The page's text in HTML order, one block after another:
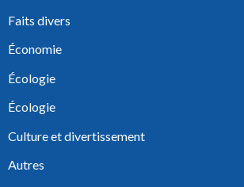
Faits divers
Économie
Écologie
Écologie
Culture et divertissement
Autres